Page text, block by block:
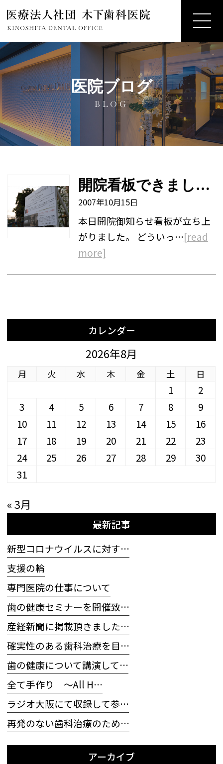
医院ブログ
BLOG
開院看板できました！！
2007年10月15日
本日開院御知らせ看板が立ち上
がりました。 どういっ…[read
more]
カレンダー
2026年8月
月 火 水 木 金 土 日
1
2
3
4 5 6 7 8
9
10
11 12 13 14 15
16
17
18 19 20 21 22
23
24
25 26 27 28 29
30
31
« 3月
最新記事
新型コロナウイルスに対す…
支援の輪
専門医院の仕事について
歯の健康セミナーを開催致…
産経新聞に掲載頂きました…
確実性のある歯科治療を目…
歯の健康について講演して…
全て手作り 〜All H…
ラジオ大阪にて収録して参…
再発のない歯科治療のため…
アーカイブ